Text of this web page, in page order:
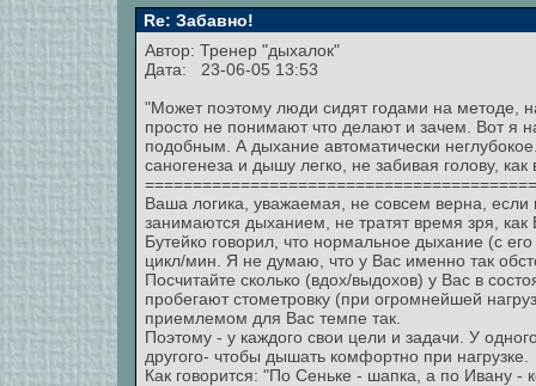
Re: Забавно!
Автор: Тренер "дыхалок"
Дата: 23-06-05 13:53
"Может поэтому люди сидят годами на методе,
просто не понимают что делают и зачем. Вот
подобным. А дыхание автоматически
саногенеза и дышу легко, не забивая голову,
Ваша логика, уважаемая, не совсем верна, если
занимаются дыханием, не тратят время зря,
Бутейко говорил, что нормальное дыхание (с
цикл/мин. Я не думаю, что у Вас именно так
Посчитайте сколько (вдох/выдохов) у Вас в
пробегают стометровку (при огромнейшей
приемлемом для Вас темпе так.
Поэтому - у каждого свои цели и задачи. У
другого- чтобы дышать комфортно при нагрузке.
Как говорится: "По Сеньке - шапка, а по Ивану -